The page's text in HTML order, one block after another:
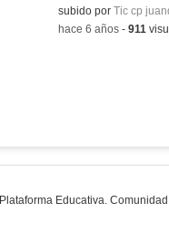
subido por Tic cp
-hace 6 años- 911
Plataforma Educativa.